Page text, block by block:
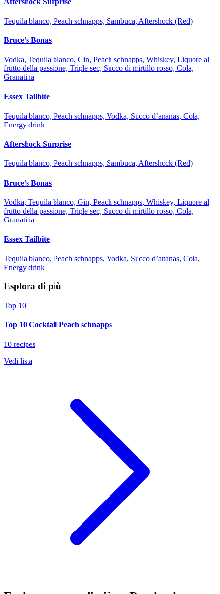
Tequila blanco, Peach schnapps, Sambuca, Aftershock (Red)
Bruce’s Bonas
Vodka, Tequila blanco, Gin, Peach schnapps, Whiskey, Liquore al
frutto della passione, Triple sec, Succo di mirtillo rosso, Cola,
Granatina
Essex Tailbite
Tequila blanco, Peach schnapps, Vodka, Succo d’ananas, Cola,
Energy drink
Aftershock Surprise
Tequila blanco, Peach schnapps, Sambuca, Aftershock (Red)
Bruce’s Bonas
Vodka, Tequila blanco, Gin, Peach schnapps, Whiskey, Liquore al
frutto della passione, Triple sec, Succo di mirtillo rosso, Cola,
Granatina
Essex Tailbite
Tequila blanco, Peach schnapps, Vodka, Succo d’ananas, Cola,
Energy drink
Esplora di più
Top 10
Top 10 Cocktail Peach schnapps
10 recipes
Vedi lista